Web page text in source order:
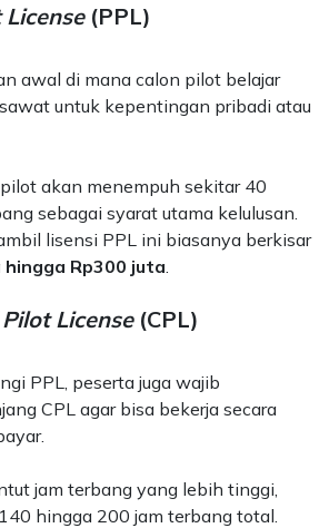
(PPL)
awal di mana calon pilot belajar
untuk kepentingan pribadi atau
akan menempuh sekitar 40
sebagai syarat utama kelulusan.
lisensi PPL ini biasanya berkisar
hingga Rp300 juta
License(CPL)
PPL, peserta juga wajib
CPL agar bisa bekerja secara
jam terbang yang lebih tinggi,
hingga 200 jam terbang total.